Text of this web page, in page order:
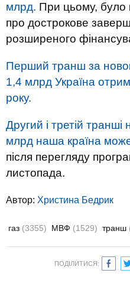
млрд. При цьому, було
про дострокове
розширеного
Перший транш за
1,4 млрд Україна
року.
Другий і третій
млрд наша країна
після перегляду
листопада.
Автор: Христина Бедрик
газ (3355) МВФ (1529) транш
ПОДІЛИТИСЯ: